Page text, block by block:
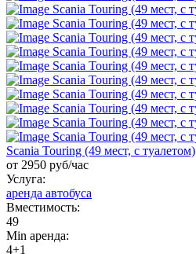
Scania Touring (49 мест, с туалетом)
от 2950 руб/час
Услуга:
аренда автобуса
Вместимость:
49
Min аренда:
4+1